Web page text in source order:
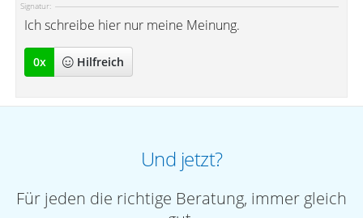
Signatur:
Ich schreibe hier nur meine Meinung.
0x Hilfreich
Und jetzt?
Für jeden die richtige Beratung, immer gleich